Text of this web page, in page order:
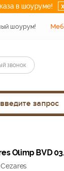
в шоуруме! x
шоурум!
звонок
Olimp BVD
Cezares